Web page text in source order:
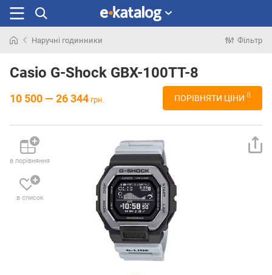
раніше
Наручні годинники Фільтр
Casio G-Shock GBX-100TT-8
10 500 — 26 344 грн. ПОРІВНЯТИ ЦІНИ 8
в порівняння
в список